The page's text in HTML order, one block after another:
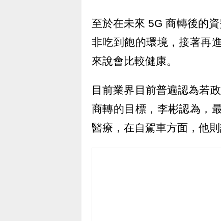
至於在未來 5G 商轉後的
非吃到飽的環境，接著再
來說會比較健康。
目前業界目前普遍認為若
商轉的目標，李彬認為，
醫療，在自駕車方面，他